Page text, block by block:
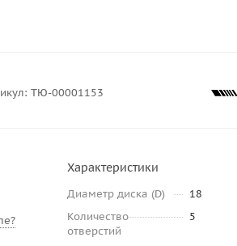
ТЮ-00001153
Характеристики
Диаметр диска (D)
18
Количество
отверстий
5